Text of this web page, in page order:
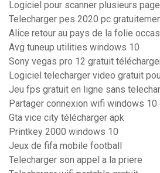
Logiciel pour scanner plusieurs
Telecharger pes 2020 pc
Alice retour au pays de la folie
Avg tuneup utilities windows 10
Sony vegas pro 12 gratuit
Logiciel telecharger video gratuit
Jeu fps gratuit en ligne sans
Partager connexion wifi windows 10
Gta vice city télécharger apk
Printkey 2000 windows 10
Jeux de fifa mobile football
Telecharger son appel a la priere